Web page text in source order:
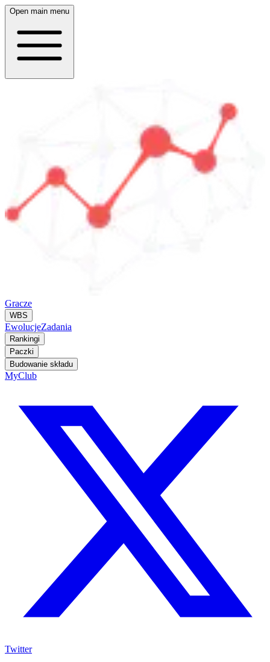
Open main menu
Gracze
WBS
EwolucjeZadania
Rankingi
Paczki
Budowanie składu
MyClub
Twitter